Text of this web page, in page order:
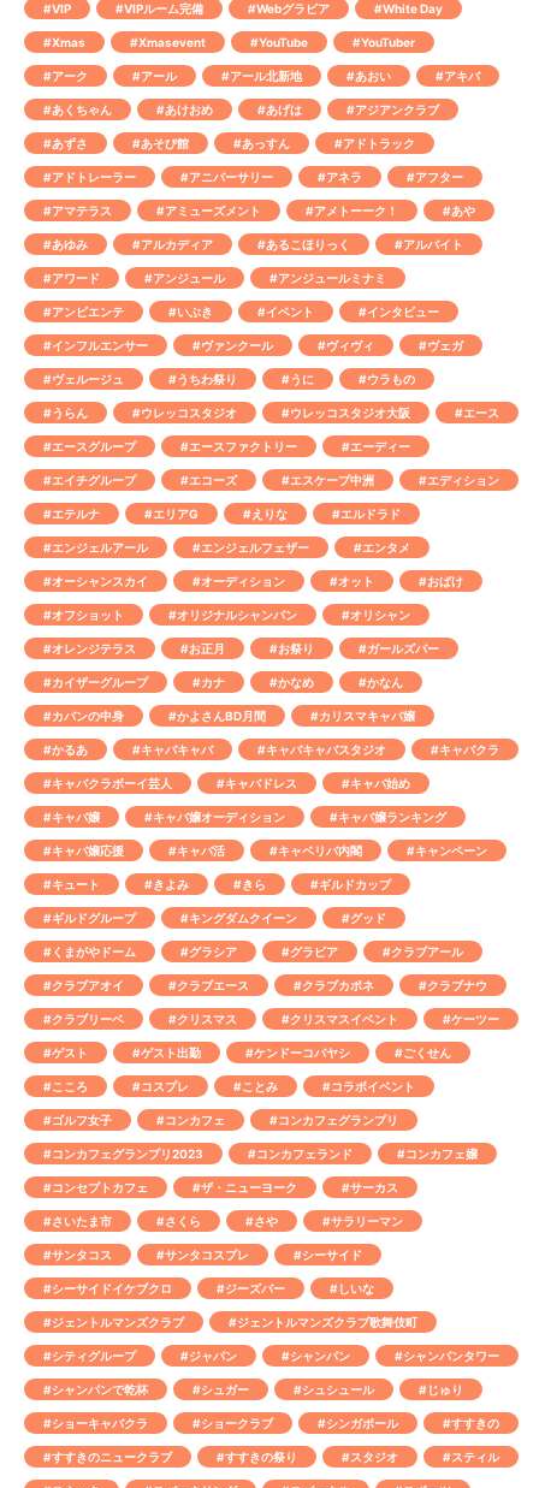
#VIP #VIPルーム完備 #Webグラビア #White Day
#Xmas #Xmasevent #YouTube #YouTuber
#アーク #アール #アール北新地 #あおい #アキバ
#あくちゃん #あけおめ #あげは #アジアンクラブ
#あずさ #あそび館 #あっすん #アドトラック
#アドトレーラー #アニバーサリー #アネラ #アフター
#アマテラス #アミューズメント #アメトーーク！ #あや
#あゆみ #アルカディア #あるこほりっく #アルバイト
#アワード #アンジュール #アンジュールミナミ
#アンビエンテ #いぶき #イベント #インタビュー
#インフルエンサー #ヴァンクール #ヴィヴィ #ヴェガ
#ヴェルージュ #うちわ祭り #うに #ウラもの
#うらん #ウレッコスタジオ #ウレッコスタジオ大阪 #エース
#エースグループ #エースファクトリー #エーディー
#エイチグループ #エコーズ #エスケープ中洲 #エディション
#エテルナ #エリアG #えりな #エルドラド
#エンジェルアール #エンジェルフェザー #エンタメ
#オーシャンスカイ #オーディション #オット #おばけ
#オフショット #オリジナルシャンパン #オリシャン
#オレンジテラス #お正月 #お祭り #ガールズバー
#カイザーグループ #カナ #かなめ #かなん
#カバンの中身 #かよさんBD月間 #カリスマキャバ嬢
#かるあ #キャバキャバ #キャバキャバスタジオ #キャバクラ
#キャバクラボーイ芸人 #キャバドレス #キャバ始め
#キャバ嬢 #キャバ嬢オーディション #キャバ嬢ランキング
#キャバ嬢応援 #キャバ活 #キャベリバ内閣 #キャンペーン
#キュート #きよみ #きら #ギルドカップ
#ギルドグループ #キングダムクイーン #グッド
#くまがやドーム #グラシア #グラビア #クラブアール
#クラブアオイ #クラブエース #クラブカポネ #クラブナウ
#クラブリーベ #クリスマス #クリスマスイベント #ケーツー
#ゲスト #ゲスト出勤 #ケンドーコバヤシ #ごくせん
#こころ #コスプレ #ことみ #コラボイベント
#ゴルフ女子 #コンカフェ #コンカフェグランプリ
#コンカフェグランプリ2023 #コンカフェランド #コンカフェ嬢
#コンセプトカフェ #ザ・ニューヨーク #サーカス
#さいたま市 #さくら #さや #サラリーマン
#サンタコス #サンタコスプレ #シーサイド
#シーサイドイケブクロ #ジーズバー #しいな
#ジェントルマンズクラブ #ジェントルマンズクラブ歌舞伎町
#シティグループ #ジャパン #シャンパン #シャンパンタワー
#シャンパンで乾杯 #シュガー #シュシュール #じゅり
#ショーキャバクラ #ショークラブ #シンガポール #すすきの
#すすきのニュークラブ #すすきの祭り #スタジオ #スティル